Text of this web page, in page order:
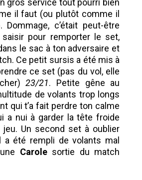
il faut (ou plutôt comme il
c’était peut-être
saisir pour remporter le set,
le sac à ton adversaire et
Ce petit sursis a été mis à
ce set (pas du vol, elle
23/21. Petite gêne au
de volants trop longs
qui t’a fait perdre ton calme
a nui à garder la tête froide
Un second set à oublier
a été rempli de volants mal
Carolesortie du match